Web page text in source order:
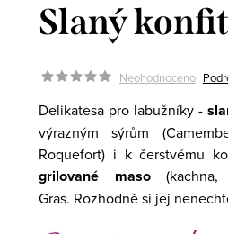
Slaný
Neohodnoceno
Delikatesa pro labužníky -
výrazným sýrům
Roquefort) i k čerstvému
grilované maso(kachna,
Gras. Rozhodně si jej